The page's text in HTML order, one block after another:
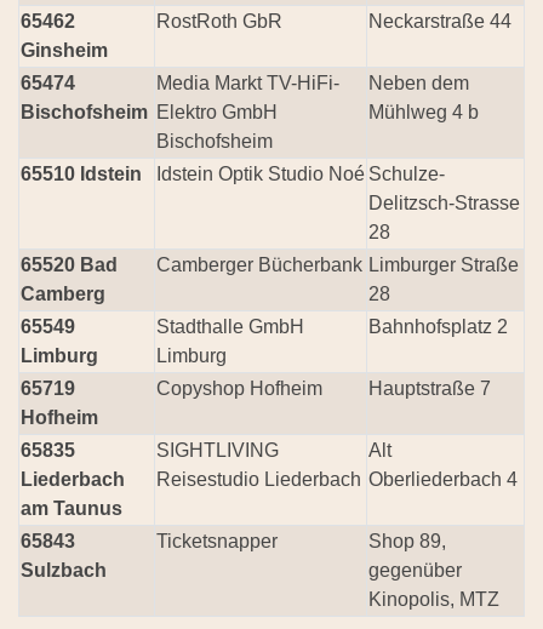
65462
Ginsheim
RostRoth GbR Neckarstraße 44
65474
Bischofsheim
Media Markt TV-HiFi-
Elektro GmbH
Bischofsheim
Neben dem
Mühlweg 4 b
65510 Idstein Idstein Optik Studio Noé Schulze-
Delitzsch-Strasse
28
65520 Bad
Camberg
Camberger Bücherbank Limburger Straße
28
65549
Limburg
Stadthalle GmbH
Limburg
Bahnhofsplatz 2
65719
Hofheim
Copyshop Hofheim Hauptstraße 7
65835
Liederbach
am Taunus
SIGHTLIVING
Reisestudio Liederbach
Alt
Oberliederbach 4
65843
Sulzbach
Ticketsnapper
Shop 89,
gegenüber
Kinopolis, MTZ